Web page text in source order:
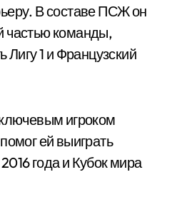
В составе ПСЖ он
частью команды,
Лигу 1 и Французский
игроком
ей выиграть
года и Кубок мира